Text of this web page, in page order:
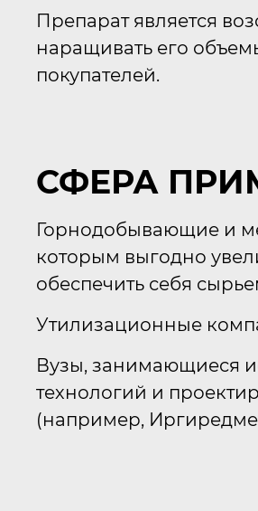
Препарат является
наращивать его
покупателей.
СФЕРА
Горнодобывающие и
которым выгодно
обеспечить себя
Утилизационные
Вузы, занимающиеся
технологий и
(например,